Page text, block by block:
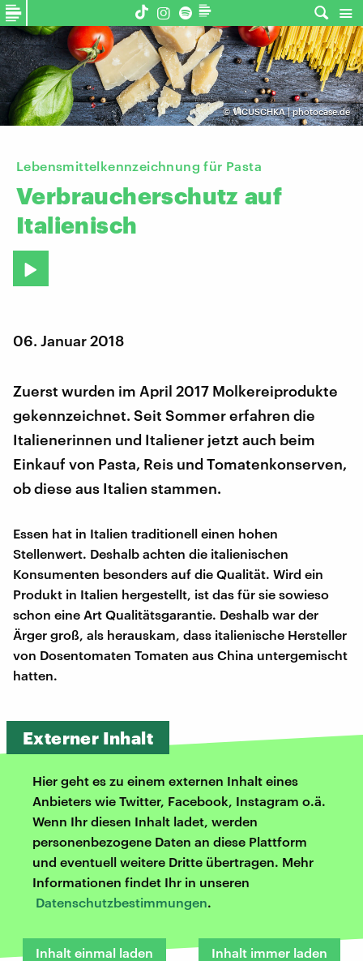
©VICUSCHKA | photocase.de
Lebensmittelkennzeichnung für Pasta
Verbraucherschutz auf
Italienisch
06. Januar 2018
Zuerst wurden im April 2017 Molkereiprodukte
gekennzeichnet. Seit Sommer erfahren die
Italienerinnen und Italiener jetzt auch beim
Einkauf von Pasta, Reis und Tomatenkonserven,
ob diese aus Italien stammen.
Essen hat in Italien traditionell einen hohen
Stellenwert. Deshalb achten die italienischen
Konsumenten besonders auf die Qualität. Wird ein
Produkt in Italien hergestellt, ist das für sie sowieso
schon eine Art Qualitätsgarantie. Deshalb war der
Ärger groß, als herauskam, dass italienische Hersteller
von Dosentomaten Tomaten aus China untergemischt
hatten.
Externer Inhalt
Hier geht es zu einem externen Inhalt eines
Anbieters wie Twitter, Facebook, Instagram o.ä.
Wenn Ihr diesen Inhalt ladet, werden
personenbezogene Daten an diese Plattform
und eventuell weitere Dritte übertragen. Mehr
Informationen findet Ihr in unseren
Datenschutzbestimmungen.
Inhalt einmal laden Inhalt immer laden